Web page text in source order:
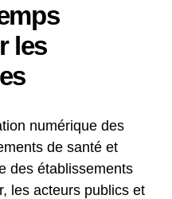
les
numérique des
de santé et
des établissements
les acteurs publics et